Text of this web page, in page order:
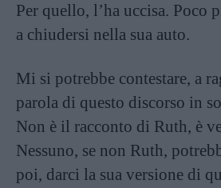
Per quello, l’ha uccisa. Poco
a chiudersi nella sua auto.
Mi si potrebbe contestare, a
parola di questo discorso in
Non è il racconto di Ruth, è
Nessuno, se non Ruth,
poi, darci la sua versione di